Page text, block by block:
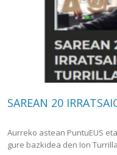
SAREAN 20
Aurreko astean PuntuEUS
gure bazkidea den Ion